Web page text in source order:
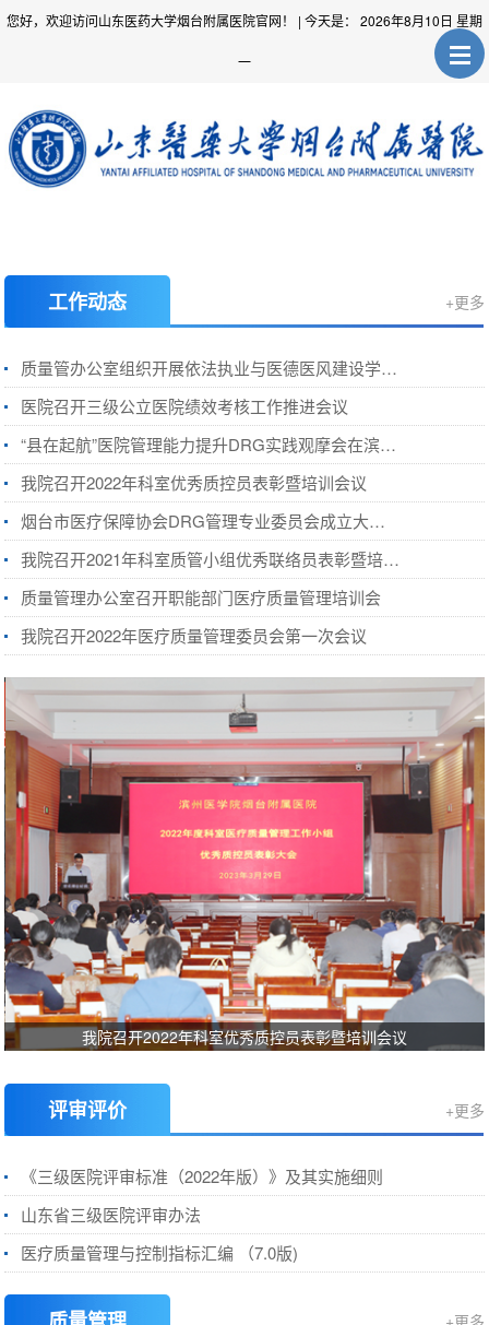
您好，欢迎访问山东医药大学烟台附属医院官网！ | 今天是： 2026年8月10日 星期
一
工作动态 +更多
质量管办公室组织开展依法执业与医德医风建设学习教育活动
医院召开三级公立医院绩效考核工作推进会议
“县在起航”医院管理能力提升DRG实践观摩会在滨医烟台附院成功举办
我院召开2022年科室优秀质控员表彰暨培训会议
烟台市医疗保障协会DRG管理专业委员会成立大会暨首届DRG高峰论坛成功召开
我院召开2021年科室质管小组优秀联络员表彰暨培训会议
质量管理办公室召开职能部门医疗质量管理培训会
我院召开2022年医疗质量管理委员会第一次会议
我院召开2022年科室优秀质控员表彰暨培训会议
评审评价 +更多
《三级医院评审标准（2022年版）》及其实施细则
山东省三级医院评审办法
医疗质量管理与控制指标汇编 （7.0版)
+更多